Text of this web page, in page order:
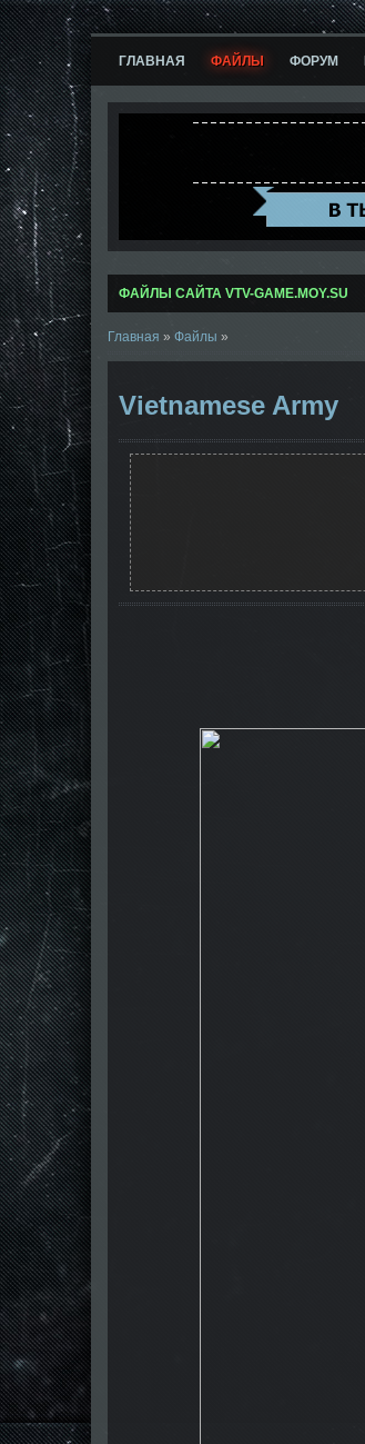
ГЛАВНАЯ ФАЙЛЫ ФОРУМ
ФАЙЛЫ САЙТА VTV-GAME.MOY.SU
Главная » Файлы »
Vietnamese Army